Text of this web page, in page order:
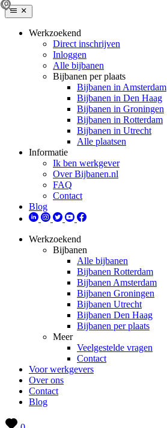
Werkzoekend
Direct inschrijven
Inloggen
Alle bijbanen
Bijbanen per plaats
Bijbanen in Amsterdam
Bijbanen in Den Haag
Bijbanen in Groningen
Bijbanen in Rotterdam
Bijbanen in Utrecht
Alle plaatsen
Informatie
Ik ben werkgever
Over Bijbanen.nl
FAQ
Contact
Blog
Werkzoekend
Bijbanen
Alle bijbanen
Bijbanen Rotterdam
Bijbanen Amsterdam
Bijbanen Groningen
Bijbanen Utrecht
Bijbanen Den Haag
Bijbanen per plaats
Meer
Veelgestelde vragen
Contact
Voor werkgevers
Over ons
Contact
Blog